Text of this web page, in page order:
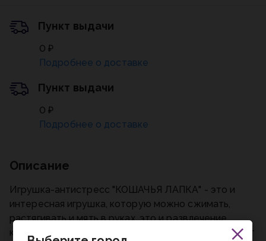
Описание
Игрушка-антистресс "КОШАЧЬЯ ЛАПКА" - это и
интересная игрушка, которую можно сжимать,
растягивать и мять в руках, это и развлечение,
которое затягивает и успокаивает. Лапка подходит
Пункт выдачи
0 ₽
Подробнее о доставке
Пункт выдачи
0 ₽
Подробнее о доставке